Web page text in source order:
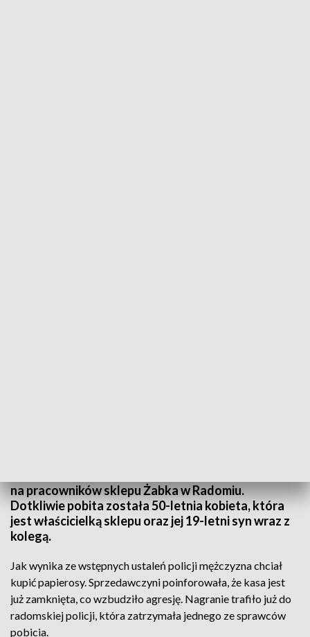
na pracowników sklepu Żabka w Radomiu.
Dotkliwie pobita została 50-letnia kobieta, która
jest właścicielką sklepu oraz jej 19-letni syn wraz z
kolegą.
Jak wynika ze wstępnych ustaleń policji mężczyzna chciał
kupić papierosy. Sprzedawczyni poinforowała, że kasa jest
już zamknięta, co wzbudziło agresję. Nagranie trafiło już do
radomskiej policji, która zatrzymała jednego ze sprawców
pobicia.